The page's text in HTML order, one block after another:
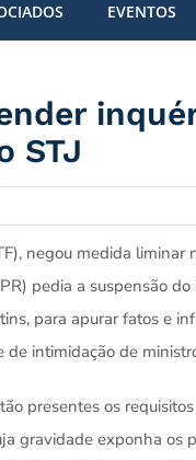
EVENTOS
STJ
negou medida liminar
pedia a suspensão
para apurar fatos e
intimidação de
presentes os
gravidade exponha os